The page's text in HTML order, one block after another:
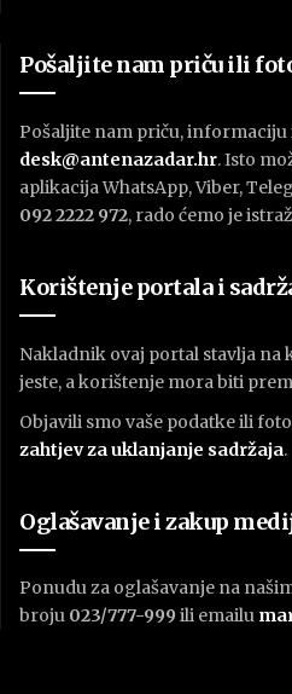
Pošaljite nam priču ili
Pošaljite nam priču,
desk@antenazadar.hr. Isto
aplikacija WhatsApp, Viber,
092 2222 972, rado ćemo je
Korištenje portala i
Nakladnik ovaj portal stavlja
jeste, a korištenje mora biti
Objavili smo vaše podatke ili
zahtjev za uklanjanje sadržaja.
Oglašavanje i zakup
Ponudu za oglašavanje na
broju 023/777-999 ili emailu